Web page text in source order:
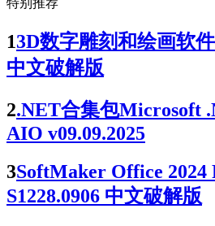
13D数字雕刻和绘画软
中文破解版
2.NET合集包Microsoft
AIO v09.09.2025
3SoftMaker Office 2024
S1228.0906 中文破解版